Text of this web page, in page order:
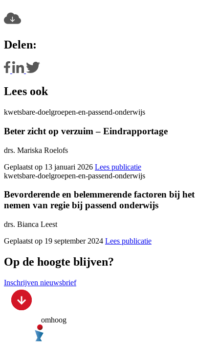
Delen:
Lees ook
kwetsbare-doelgroepen-en-passend-onderwijs
Beter zicht op verzuim – Eindrapportage
drs. Mariska Roelofs
Geplaatst op 13 januari 2026 Lees publicatie
kwetsbare-doelgroepen-en-passend-onderwijs
Bevorderende en belemmerende factoren bij het
nemen van regie bij passend onderwijs
drs. Bianca Leest
Geplaatst op 19 september 2024 Lees publicatie
Op de hoogte blijven?
Inschrijven nieuwsbrief
omhoog